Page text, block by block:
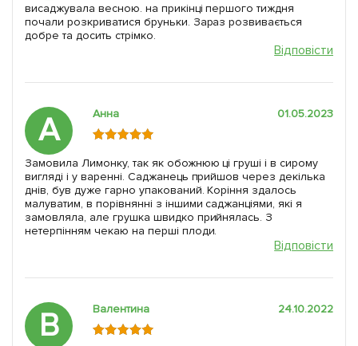
висаджувала весною. на прикінці першого тиждня
почали розкриватися бруньки. Зараз розвивається
добре та досить стрімко.
Відповісти
А Анна 01.05.2023
Замовила Лимонку, так як обожнюю ці груші і в сирому
вигляді і у варенні. Саджанець прийшов через декілька
днів, був дуже гарно упакований. Коріння здалось
малуватим, в порівнянні з іншими саджанціями, які я
замовляла, але грушка швидко прийнялась. З
нетерпінням чекаю на перші плоди.
Відповісти
В Валентина 24.10.2022